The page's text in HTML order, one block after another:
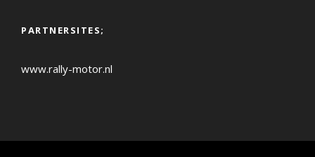
PARTNERSITES;
www.rally-motor.nl